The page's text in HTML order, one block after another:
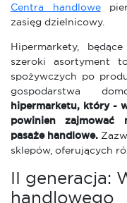
Centra handlowe
zasięg dzielnicowy.
Hipermarkety,
szeroki asortyment
spożywczych po
gospodarstwa
hipermarketu, który -
powinien zajmować
pasaże handlowe.
sklepów, oferujących
II generacja:
handlowego